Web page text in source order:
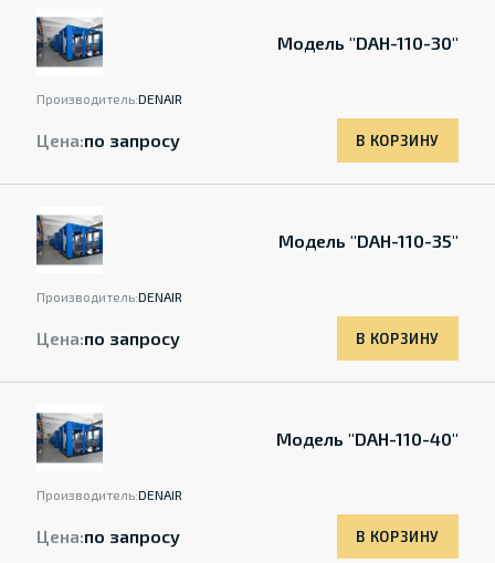
Модель "DAH-110-30"
Производитель:DENAIR
Цена:по запросу В КОРЗИНУ
Модель "DAH-110-35"
Производитель:DENAIR
Цена:по запросу В КОРЗИНУ
Модель "DAH-110-40"
Производитель:DENAIR
Цена:по запросу В КОРЗИНУ